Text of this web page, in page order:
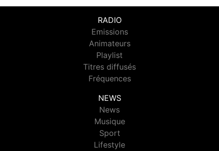
RADIO
Emissions
Animateurs
Playlist
Titres diffusés
Fréquences
NEWS
News
Musique
Sport
Lifestyle